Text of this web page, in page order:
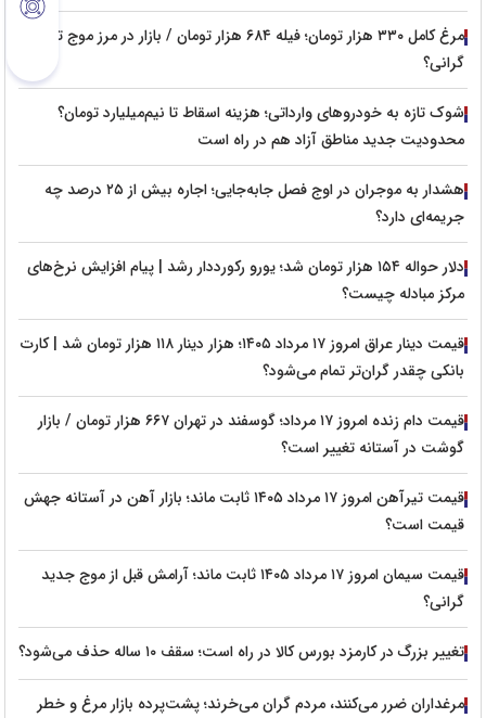
مرغ کامل ۳۳۰ هزار تومان؛ فیله ۶۸۴ هزار تومان / بازار در مرز موج تازه
گرانی؟
شوک تازه به خودروهای وارداتی؛ هزینه اسقاط تا نیم‌میلیارد تومان؟
محدودیت جدید مناطق آزاد هم در راه است
هشدار به موجران در اوج فصل جابه‌جایی؛ اجاره بیش از ۲۵ درصد چه
جریمه‌ای دارد؟
دلار حواله ۱۵۴ هزار تومان شد؛ یورو رکورددار رشد | پیام افزایش نرخ‌های
مرکز مبادله چیست؟
قیمت دینار عراق امروز ۱۷ مرداد ۱۴۰۵؛ هزار دینار ۱۱۸ هزار تومان شد | کارت
بانکی چقدر گران‌تر تمام می‌شود؟
قیمت دام زنده امروز ۱۷ مرداد؛ گوسفند در تهران ۶۶۷ هزار تومان / بازار
گوشت در آستانه تغییر است؟
قیمت تیرآهن امروز ۱۷ مرداد ۱۴۰۵ ثابت ماند؛ بازار آهن در آستانه جهش
قیمت است؟
قیمت سیمان امروز ۱۷ مرداد ۱۴۰۵ ثابت ماند؛ آرامش قبل از موج جدید
گرانی؟
تغییر بزرگ در کارمزد بورس کالا در راه است؛ سقف ۱۰ ساله حذف می‌شود؟
مرغداران ضرر می‌کنند، مردم گران می‌خرند؛ پشت‌پرده بازار مرغ و خطر